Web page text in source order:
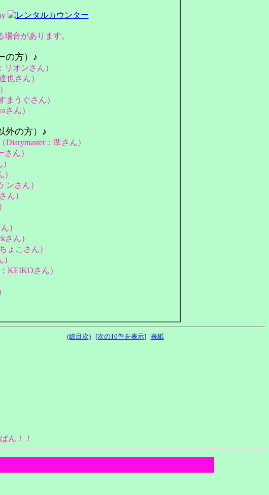
場合があります。
の方）♪
オンさん）
也さん）
うぐさん）
さん）
外の方）♪
：準さん）
さん）
ンさん）
ん）
）
さん）
ょこさん）
KEIKOさん）
(総目次) [次の10件を表示] 表紙
ん！！